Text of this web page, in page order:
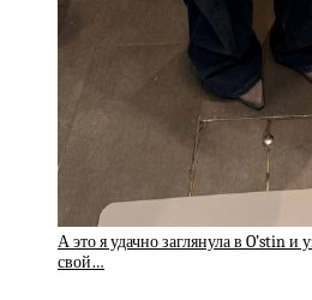
А это я удачно заглянула в O’stin
свой…